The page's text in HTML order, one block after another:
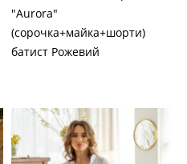
"Aurora"
(сорочка+майка+шорти)
батист Рожевий